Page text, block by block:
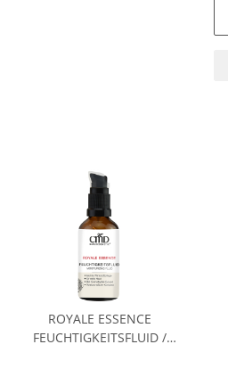
ROYALE ESSENCE
FEUCHTIGKEITSFLUID /